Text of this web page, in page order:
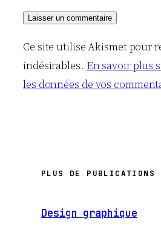
Ce site utilise Akismet pour
indésirables. En savoir plus
les données de vos
PLUS DE PUBLICATIONS
Design graphique